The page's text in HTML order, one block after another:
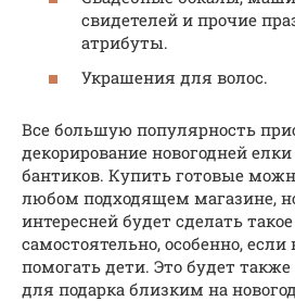
свидетелей и прочие
атрибуты.
Украшения для волос.
Все большую популярность
декорирование новогодней
бантиков. Купить готовые
любом подходящем магазине,
интересней будет сделать
самостоятельно, особенно,
помогать дети. Это будет
для подарка близким на